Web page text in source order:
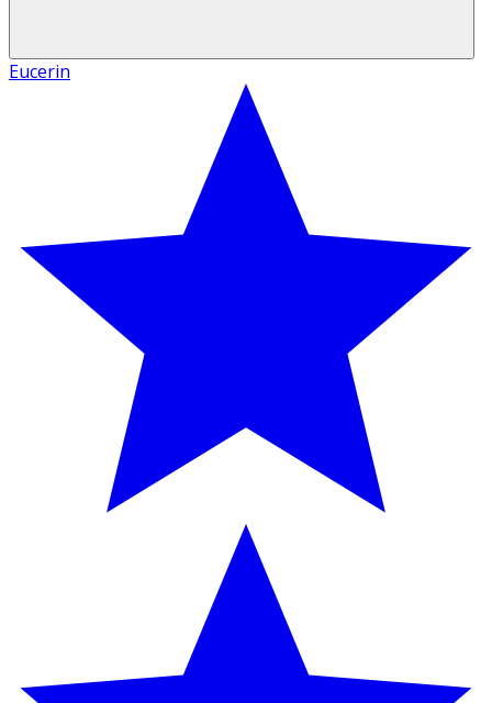
Eucerin